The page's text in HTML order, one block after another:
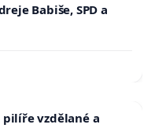
Babiše, SPD a
pilíře vzdělané a